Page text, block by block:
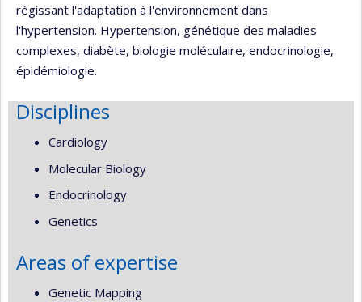
régissant l'adaptation à l'environnement dans
l'hypertension. Hypertension, génétique des maladies
complexes, diabète, biologie moléculaire, endocrinologie,
épidémiologie.
Disciplines
Cardiology
Molecular Biology
Endocrinology
Genetics
Areas of expertise
Genetic Mapping